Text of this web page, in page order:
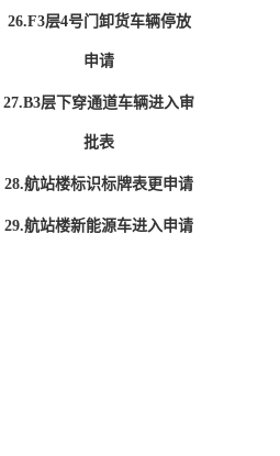
26.F3层4号门卸货车辆停放
申请
27.B3层下穿通道车辆进入审
批表
28.航站楼标识标牌表更申请
29.航站楼新能源车进入申请